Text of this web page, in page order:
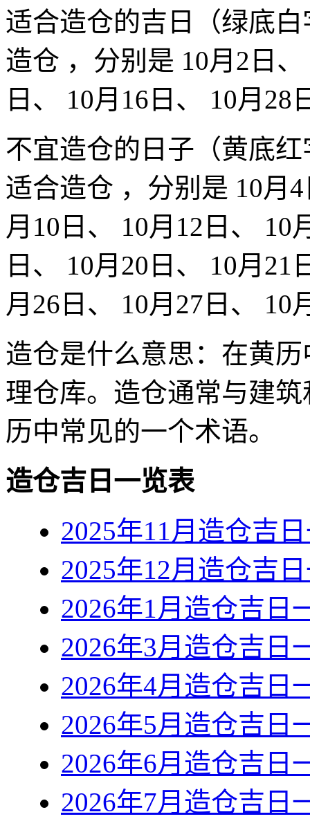
适合造仓的吉日（绿底白
造仓 ，分别是 10月2日
日、 10月16日、 10月28
不宜造仓的日子（黄底红
适合造仓 ，分别是 10月
月10日、 10月12日、 10
日、 10月20日、 10月21
月26日、 10月27日、 10
造仓是什么意思：在黄
理仓库‌‌。造仓通常与建
历中常见的一个术语。
造仓吉日一览表
2025年11月造仓吉
2025年12月造仓吉
2026年1月造仓吉日
2026年3月造仓吉日
2026年4月造仓吉日
2026年5月造仓吉日
2026年6月造仓吉日
2026年7月造仓吉日